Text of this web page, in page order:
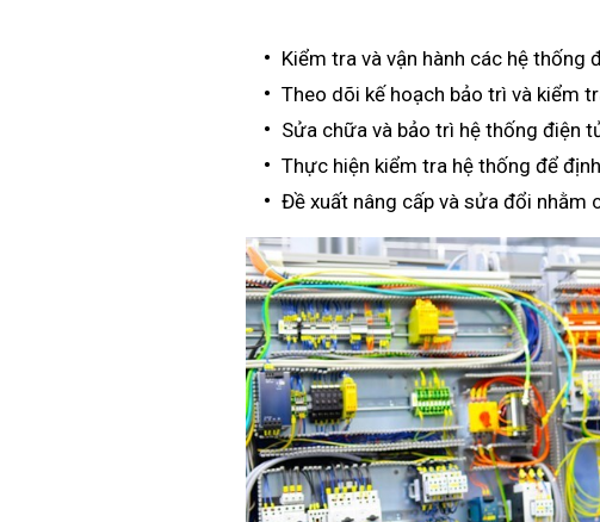
Kiểm tra và vận hành các hệ
Theo dõi kế hoạch bảo trì và kiểm
Sửa chữa và bảo trì hệ thống điện
Thực hiện kiểm tra hệ thống để
Đề xuất nâng cấp và sửa đổi nhằm